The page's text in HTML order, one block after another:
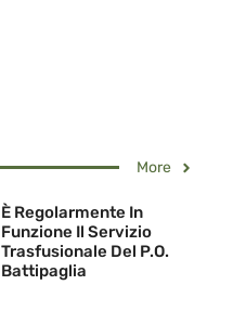
More
È Regolarmente In
Funzione Il Servizio
Trasfusionale Del P.O.
Battipaglia